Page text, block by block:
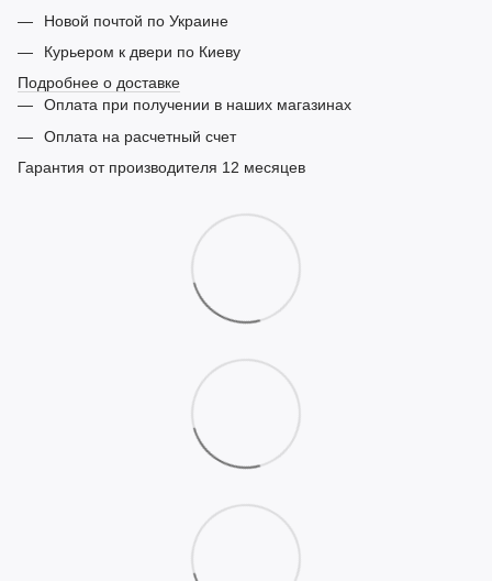
Новой почтой по Украине
Курьером к двери по Киеву
Подробнее о доставке
Оплата при получении в наших магазинах
Оплата на расчетный счет
Гарантия от производителя 12 месяцев